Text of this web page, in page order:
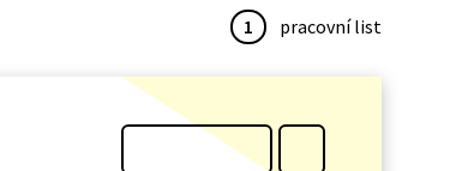
1 pracovní list